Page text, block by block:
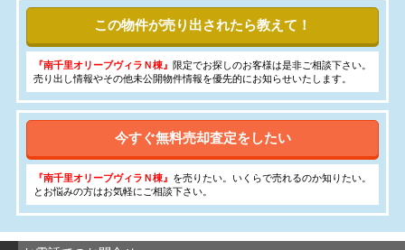
この物件が売り出されたら教えて！
『南千里オリーブヴィラＮ棟』 限定でお探しのお客様は是非ご相談下さい。
売り出し情報やその他未公開物件情報を優先的にお知らせいたします。
今すぐ無料売却査定をしたい
『南千里オリーブヴィラＮ棟』 を売りたい。いくらで売れるのか知りたい。
とお悩みの方はお気軽にご相談下さい。